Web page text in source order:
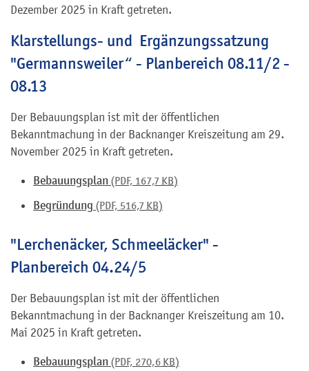
Dezember 2025 in Kraft getreten.
Klarstellungs- und Ergänzungssatzung
"Germannsweiler“ - Planbereich 08.11/2 -
08.13
Der Bebauungsplan ist mit der öffentlichen
Bekanntmachung in der Backnanger Kreiszeitung am 29.
November 2025 in Kraft getreten.
Bebauungsplan (PDF, 167,7KB)
Begründung (PDF, 516,7KB)
"Lerchenäcker, Schmeeläcker" -
Planbereich 04.24/5
Der Bebauungsplan ist mit der öffentlichen
Bekanntmachung in der Backnanger Kreiszeitung am 10.
Mai 2025 in Kraft getreten.
Bebauungsplan (PDF, 270,6KB)